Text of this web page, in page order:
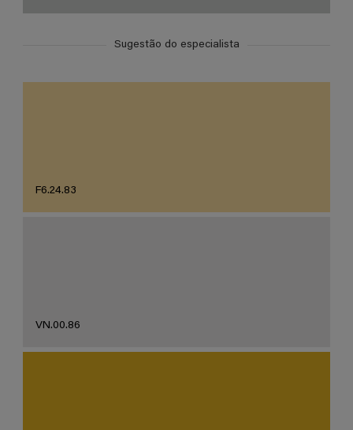
Sugestão do especialista
F6.24.83
VN.00.86